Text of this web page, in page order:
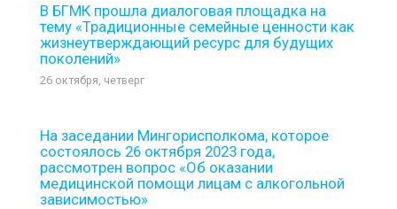
В БГМК прошла диалоговая площадка на
тему «Традиционные семейные ценности как
жизнеутверждающий ресурс для будущих
поколений»
26 октября, четверг
На заседании Мингорисполкома, которое
состоялось 26 октября 2023 года,
рассмотрен вопрос «Об оказании
медицинской помощи лицам с алкогольной
зависимостью»